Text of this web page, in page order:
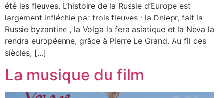
été les fleuves. L’histoire de la Russie d’Europe est
largement infléchie par trois fleuves : la Dniepr, fait la
Russie byzantine , la Volga la fera asiatique et la Neva la
rendra européenne, grâce à Pierre Le Grand. Au fil des
siècles, […]
La musique du film